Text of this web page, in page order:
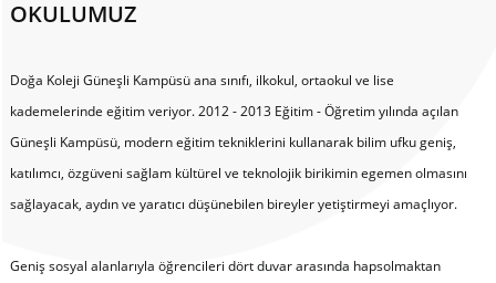
OKULUMUZ
Doğa Koleji Güneşli Kampüsü ana sınıfı, ilkokul, ortaokul ve lise
kademelerinde eğitim veriyor. 2012 - 2013 Eğitim - Öğretim yılında açılan
Güneşli Kampüsü, modern eğitim tekniklerini kullanarak bilim ufku geniş,
katılımcı, özgüveni sağlam kültürel ve teknolojik birikimin egemen olmasını
sağlayacak, aydın ve yaratıcı düşünebilen bireyler yetiştirmeyi amaçlıyor.
Geniş sosyal alanlarıyla öğrencileri dört duvar arasında hapsolmaktan